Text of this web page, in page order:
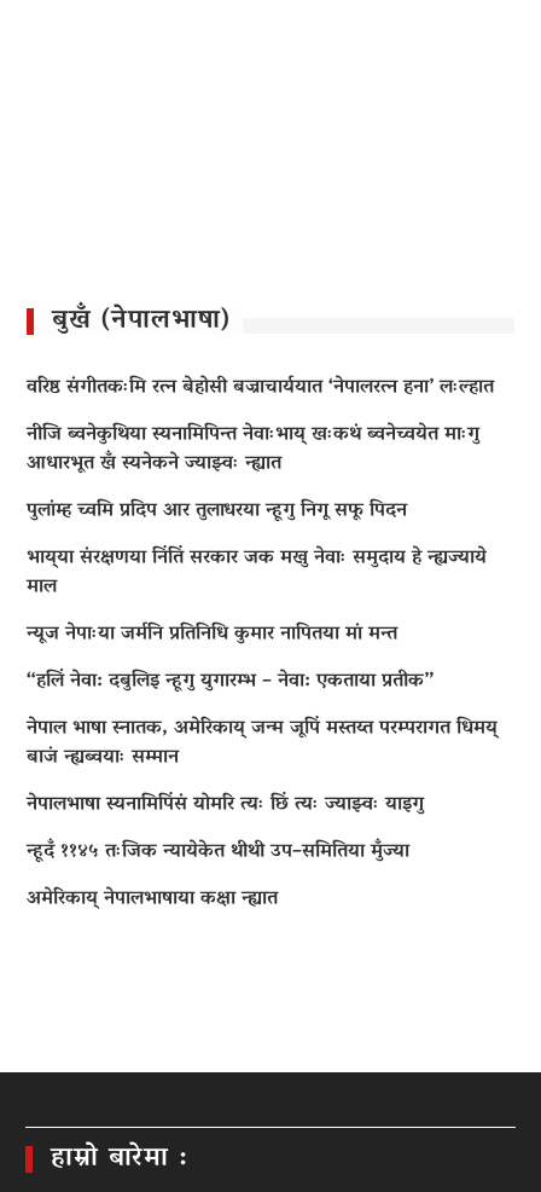
बुखँ (नेपालभाषा)
वरिष्ठ संगीतकःमि रत्न बेहोसी बज्राचार्ययात ‘नेपालरत्न हना’ लःल्हात
नीजि ब्वनेकुथिया स्यनामिपिन्त नेवाःभाय् खःकथं ब्वनेच्वयेत माःगु
आधारभूत खँ स्यनेकने ज्याझ्वः न्ह्यात
पुलांम्ह च्वमि प्रदिप आर तुलाधरया न्हूगु निगू सफू पिदन
भाय्‌या संरक्षणया निंतिं सरकार जक मखु नेवाः समुदाय हे न्ह्यज्याये
माल
न्यूज नेपाःया जर्मनि प्रतिनिधि कुमार नापितया मां मन्त
“हलिं नेवा: दबुलिइ न्हूगु युगारम्भ – नेवा: एकताया प्रतीक”
नेपाल भाषा स्नातक, अमेरिकाय् जन्म जूपिं मस्तय्त परम्परागत धिमय्
बाजं न्ह्यब्वयाः सम्मान
नेपालभाषा स्यनामिपिंसं योमरि त्यः छिं त्यः ज्याझ्वः याइगु
न्हूदँ ११४५ तःजिक न्यायेकेत थीथी उप–समितिया मुँज्या
अमेरिकाय् नेपालभाषाया कक्षा न्ह्यात
हाम्रो बारेमा :